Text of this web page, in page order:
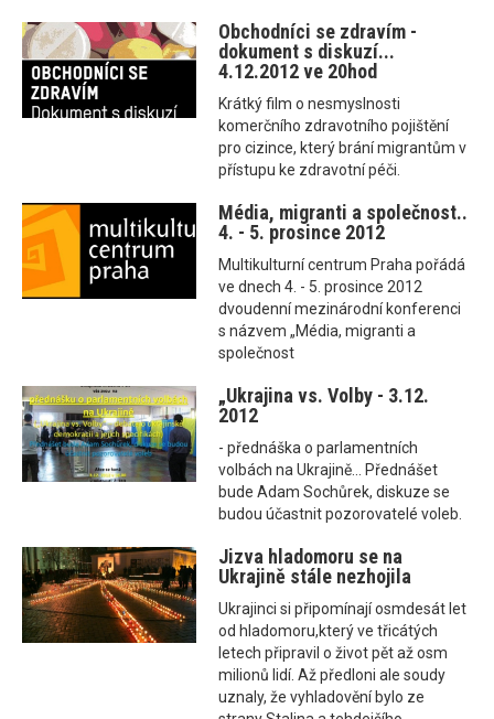
Obchodníci se zdravím -
dokument s diskuzí...
4.12.2012 ve 20hod
Krátký film o nesmyslnosti
komerčního zdravotního pojištění
pro cizince, který brání migrantům v
přístupu ke zdravotní péči.
Média, migranti a společnost..
4. - 5. prosince 2012
Multikulturní centrum Praha pořádá
ve dnech 4. - 5. prosince 2012
dvoudenní mezinárodní konferenci
s názvem „Média, migranti a
společnost
„Ukrajina vs. Volby - 3.12.
2012
- přednáška o parlamentních
volbách na Ukrajině... Přednášet
bude Adam Sochůrek, diskuze se
budou účastnit pozorovatelé voleb.
Jizva hladomoru se na
Ukrajině stále nezhojila
Ukrajinci si připomínají osmdesát let
od hladomoru,který ve třicátých
letech připravil o život pět až osm
milionů lidí. Až předloni ale soudy
uznaly, že vyhladovění bylo ze